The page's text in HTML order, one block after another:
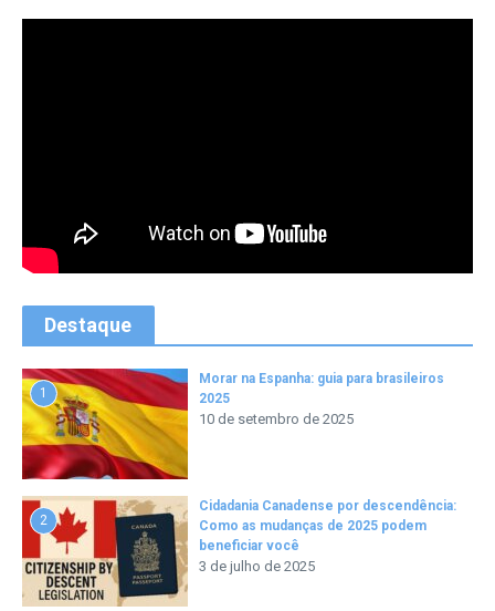
Destaque
1
Morar na Espanha: guia para brasileiros
2025
10 de setembro de 2025
2
Cidadania Canadense por descendência:
Como as mudanças de 2025 podem
beneficiar você
3 de julho de 2025